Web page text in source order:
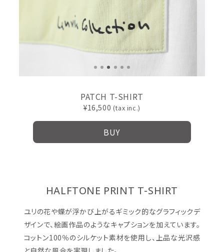
PATCH T-SHIRT
16,500
BUY
HALFTONE PRINT T-SHIRT
ユリの花や蝶が浮かび上がるギミック的なグラフィックデ
ザインで、絵画作品のようなキャプションを加えています。
コットン100％のシルケット素材を使用し、上品な光沢感